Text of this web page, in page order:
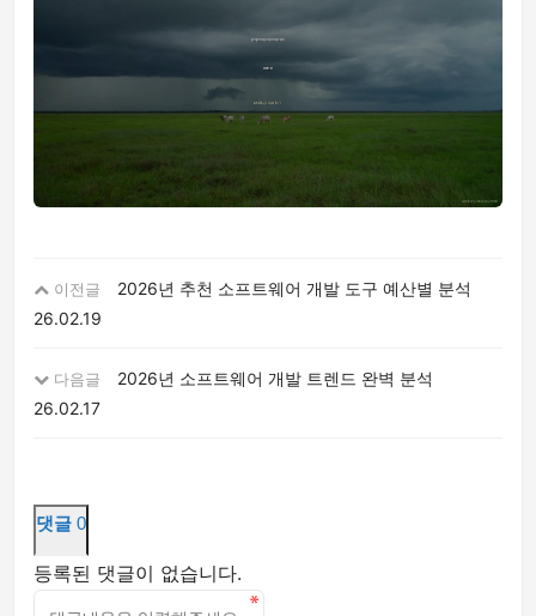
이전글
2026년 추천 소프트웨어 개발 도구 예산별 분석
26.02.19
다음글
2026년 소프트웨어 개발 트렌드 완벽 분석
26.02.17
댓글 0
등록된 댓글이 없습니다.